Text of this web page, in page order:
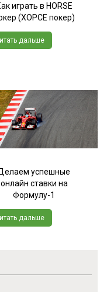
играть в HORSE
(ХОРСЕ покер)
дальше
успешные
онлайн ставки на
Формулу-1
дальше